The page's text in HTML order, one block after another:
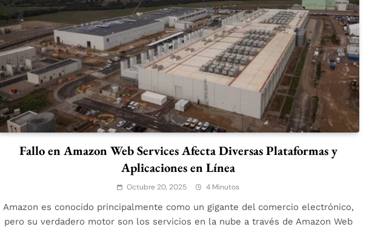
Fallo en Amazon Web Services Afecta Diversas Plataformas y
Aplicaciones en Línea
Octubre 20, 2025 4 Minutos
Amazon es conocido principalmente como un gigante del comercio electrónico,
pero su verdadero motor son los servicios en la nube a través de Amazon Web